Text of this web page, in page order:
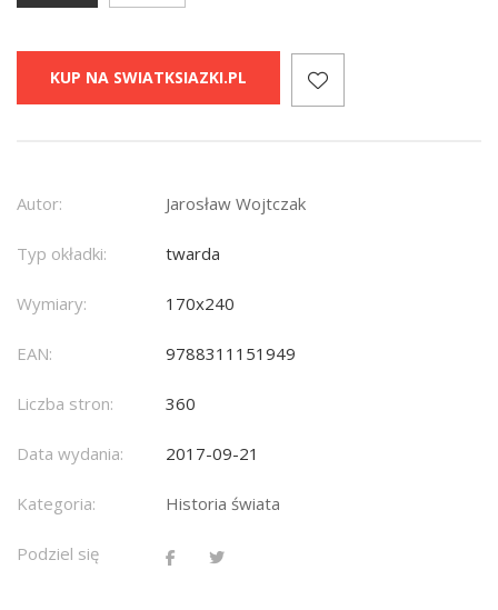
KUP NA SWIATKSIAZKI.PL
Autor: Jarosław Wojtczak
Typ okładki: twarda
Wymiary: 170x240
EAN: 9788311151949
Liczba stron: 360
Data wydania: 2017-09-21
Kategoria: Historia świata
Podziel się